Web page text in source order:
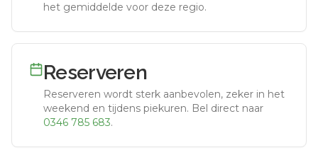
het gemiddelde voor deze regio.
Reserveren
Reserveren wordt sterk aanbevolen, zeker in het
weekend en tijdens piekuren. Bel direct naar
0346 785 683.